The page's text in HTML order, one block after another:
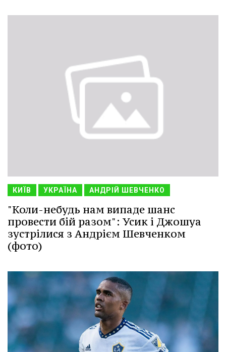
КИЇВ УКРАЇНА АНДРІЙ ШЕВЧЕНКО
"Коли-небудь нам випаде шанс
провести бій разом": Усик і Джошуа
зустрілися з Андрієм Шевченком
(фото)